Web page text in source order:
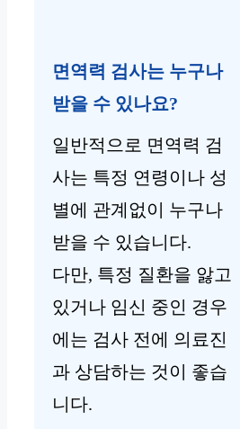
면역력 검사는 누구나
받을 수 있나요?
일반적으로 면역력 검
사는 특정 연령이나 성
별에 관계없이 누구나
받을 수 있습니다.
다만, 특정 질환을 앓고
있거나 임신 중인 경우
에는 검사 전에 의료진
과 상담하는 것이 좋습
니다.